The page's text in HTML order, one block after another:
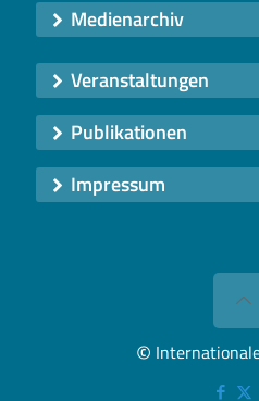
Medienarchiv
Veranstaltungen
Publikationen
Impressum
©